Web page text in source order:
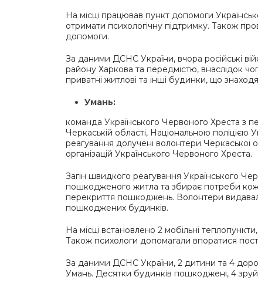
На місці працював пункт допомоги
отримати психологічну підтримку. Також
допомоги.
За даними ДСНС України, вчора російські
району Харкова та передмістю, внаслідок
приватні житлові та інші будинки, що
Умань:
команда Українського Червоного Хреста з
Черкаській області, Національною
реагування долучені волонтери Черкаської
організацій Українського Червоного Хреста.
Загін швидкого реагування Українського
пошкодженого житла та збирає потреби
перекриття пошкоджень. Волонтери
пошкоджених будинків.
На місці встановлено 2 мобільні
Також психологи допомагали впоратися
За даними ДСНС України, 2 дитини та 4
Умань. Десятки будинків пошкоджені, 4